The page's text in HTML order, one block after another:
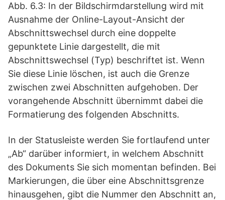
Abb. 6.3: In der Bildschirmdarstellung wird mit
Ausnahme der Online-Layout-Ansicht der
Abschnittswechsel durch eine doppelte
gepunktete Linie dargestellt, die mit
Abschnittswechsel (Typ) beschriftet ist. Wenn
Sie diese Linie löschen, ist auch die Grenze
zwischen zwei Abschnitten aufgehoben. Der
vorangehende Abschnitt übernimmt dabei die
Formatierung des folgenden Abschnitts.
In der Statusleiste werden Sie fortlaufend unter
„Ab“ darüber informiert, in welchem Abschnitt
des Dokuments Sie sich momentan befinden. Bei
Markierungen, die über eine Abschnittsgrenze
hinausgehen, gibt die Nummer den Abschnitt an,